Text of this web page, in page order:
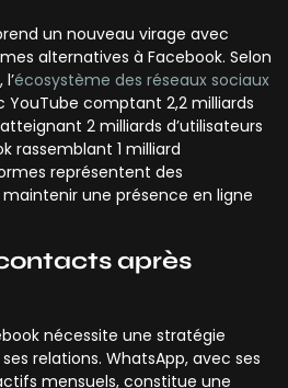
un nouveau virage avec
alternatives à Facebook. Selon
écosystème des réseaux sociaux
comptant 2,2 milliards
2 milliards d’utilisateurs
rassemblant 1 milliard
représentent des
une présence en ligne
après
nécessite une stratégie
relations. WhatsApp, avec ses
mensuels, constitue une